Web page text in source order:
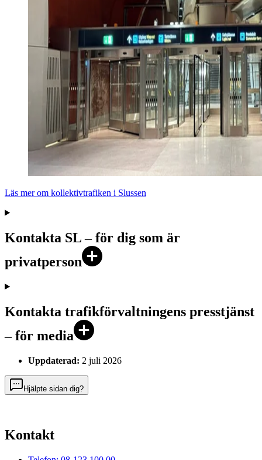
Läs mer om kollektivtrafiken i Slussen
Kontakta SL – för dig som är
privatperson
Kontakta trafikförvaltningens presstjänst
– för media
Uppdaterad: 2 juli 2026
Hjälpte sidan dig?
Kontakt